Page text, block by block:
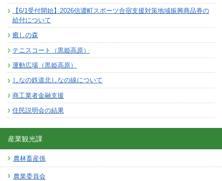
【6/1受付開始】2026信濃町スポーツ合宿支援対策地域振興商品券の
給付について
癒しの森
テニスコート（黒姫高原）
運動広場（黒姫高原）
しなの鉄道北しなの線について
商工業者金融支援
住民説明会の結果
産業観光課
農林畜産係
農業委員会